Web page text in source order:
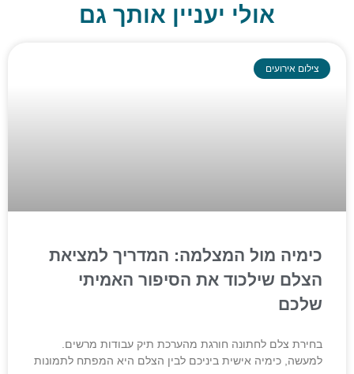
אולי יעניין אותך גם
צילום אירועים
כימיה מול המצלמה: המדריך למציאת
הצלם שילכוד את הסיפור האמיתי
שלכם
בחירת צלם לחתונה חורגת מהערכת תיק עבודות מרשים.
למעשה, כימיה אישית ביניכם לבין הצלם היא המפתח לתמונות